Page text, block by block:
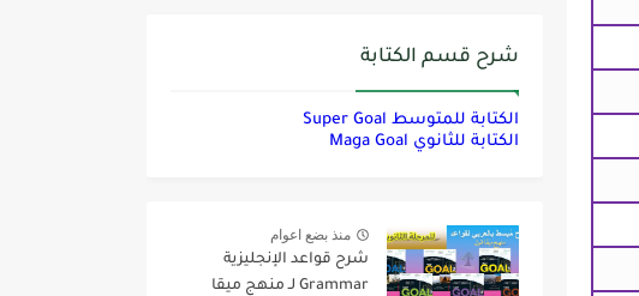
شرح قسم الكتابة
الكتابة للمتوسط Super Goal
الكتابة للثانوي Maga Goal
منذ بضع اعوام
شرح قواعد الإنجليزية
Grammar لـ منهج ميقا